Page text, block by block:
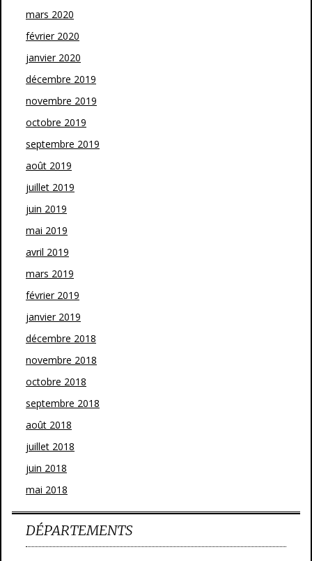
mars 2020
février 2020
janvier 2020
décembre 2019
novembre 2019
octobre 2019
septembre 2019
août 2019
juillet 2019
juin 2019
mai 2019
avril 2019
mars 2019
février 2019
janvier 2019
décembre 2018
novembre 2018
octobre 2018
septembre 2018
août 2018
juillet 2018
juin 2018
mai 2018
DÉPARTEMENTS